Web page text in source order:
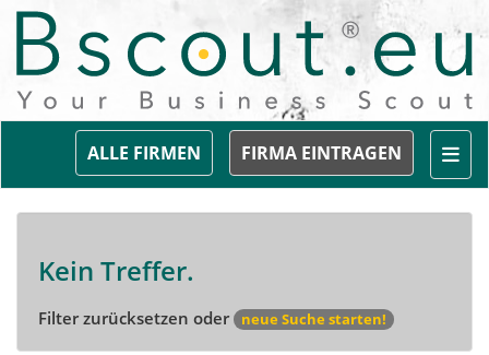
FIRMA EINTRAGEN
ALLE FIRMEN
Kein Treffer.
Filter zurücksetzen oder neue Suche starten!